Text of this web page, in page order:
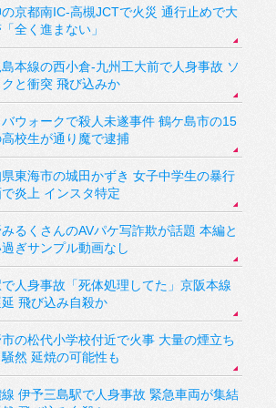
京都南IC-高槻JCTで火災 通行止めで大
全く進まない」
本線の西小倉-九州工大前で人身事故 ソ
と衝突 飛び込みか
ウォークで殺人未遂事件 鶴ケ島市の15
校生が通り魔で逮捕
東海市の城田かずき 女子中学生の暴行
炎上 インスタ特定
るくさんのAVパケ写詐欺が話題 本編と
ぎサンプル動画なし
人身事故「死体処理してた」京阪本線
飛び込み自殺か
の松代小学校付近で火事 大量の煙立ち
然 延焼の可能性も
伊予三島駅で人身事故 緊急車両が集結